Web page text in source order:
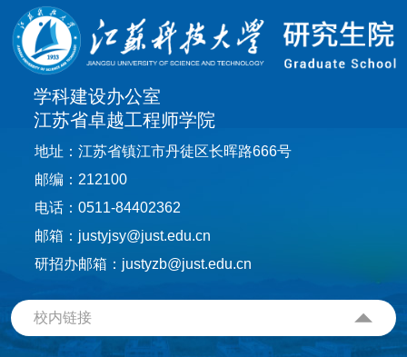
学科建设办公室
江苏省卓越工程师学院
地址：江苏省镇江市丹徒区长晖路666号
邮编：212100
电话：0511-84402362
邮箱：justyjsy@just.edu.cn
研招办邮箱：justyzb@just.edu.cn
校内链接